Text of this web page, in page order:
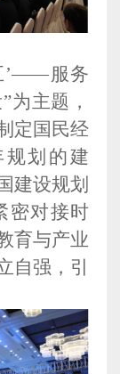
’——服务
为主题，
定国民经
划的建
建设规划
密对接时
育与产业
自强，引